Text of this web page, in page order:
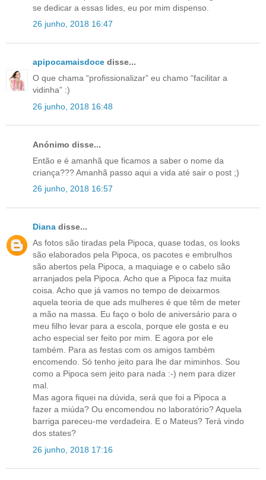
se dedicar a essas lides, eu por mim dispenso.
26 junho, 2018 16:47
apipocamaisdoce disse...
O que chama “profissionalizar” eu chamo “facilitar a
vidinha” :)
26 junho, 2018 16:48
Anónimo disse...
Então e é amanhã que ficamos a saber o nome da
criança??? Amanhã passo aqui a vida até sair o post ;)
26 junho, 2018 16:57
Diana disse...
As fotos são tiradas pela Pipoca, quase todas, os looks
são elaborados pela Pipoca, os pacotes e embrulhos
são abertos pela Pipoca, a maquiage e o cabelo são
arranjados pela Pipoca. Acho que a Pipoca faz muita
coisa. Acho que já vamos no tempo de deixarmos
aquela teoria de que ads mulheres é que têm de meter
a mão na massa. Eu faço o bolo de aniversário para o
meu filho levar para a escola, porque ele gosta e eu
acho especial ser feito por mim. E agora por ele
também. Para as festas com os amigos também
encomendo. Só tenho jeito para lhe dar miminhos. Sou
como a Pipoca sem jeito para nada :-) nem para dizer
mal.
Mas agora fiquei na dúvida, será que foi a Pipoca a
fazer a miúda? Ou encomendou no laboratório? Aquela
barriga pareceu-me verdadeira. E o Mateus? Terá vindo
dos states?
26 junho, 2018 17:16